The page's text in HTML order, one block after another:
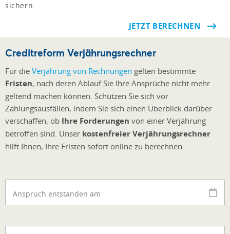
sichern.
JETZT BERECHNEN
Creditreform Verjährungsrechner
Für die Verjährung von Rechnungen gelten bestimmte
Fristen, nach deren Ablauf Sie Ihre Ansprüche nicht mehr
geltend machen können. Schützen Sie sich vor
Zahlungsausfällen, indem Sie sich einen Überblick darüber
verschaffen, ob Ihre Forderungen von einer Verjährung
betroffen sind. Unser kostenfreier Verjährungsrechner
hilft Ihnen, Ihre Fristen sofort online zu berechnen.
Anspruch entstanden am